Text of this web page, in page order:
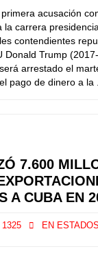
acusación
la carrera
contendientes
Donald Trump
arrestado el
pago de dinero a la
7.600
A CUBA EN
1325 EN